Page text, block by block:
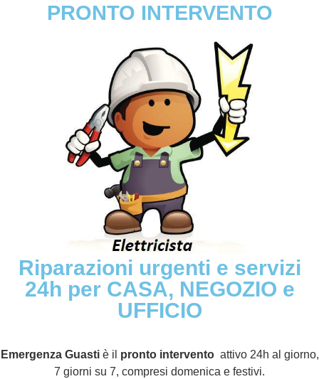
PRONTO INTERVENTO
Riparazioni urgenti e servizi
24h per CASA, NEGOZIO e
UFFICIO
Emergenza Guastiè il pronto intervento attivo 24h al giorno,
7 giorni su 7, compresi domenica e festivi.